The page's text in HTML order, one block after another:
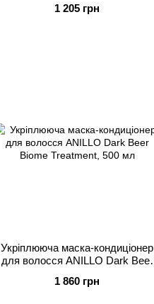
1 205 грн
Укріплююча маска-кондиціонер
для волосся ANILLO Dark Beer
1 860 грн